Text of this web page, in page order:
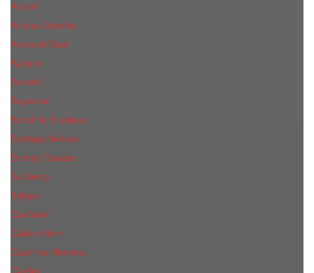
Armaf
Ariana Grande
Armand Basi
Azzaro
Benefit
Beyonce
Bond № 9 unisex
Bottega Veneta
Britney Spears
Burberry
Bvlgari
Cacharel
Calvin Klein
Carolina Herrera